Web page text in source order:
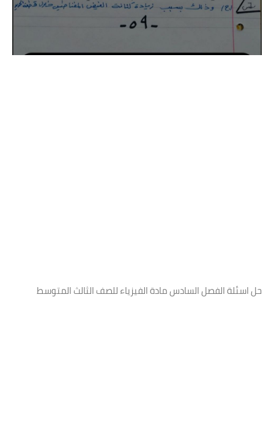
حل اسئلة الفصل السادس مادة الفيزياء للصف الثالث المتوسط